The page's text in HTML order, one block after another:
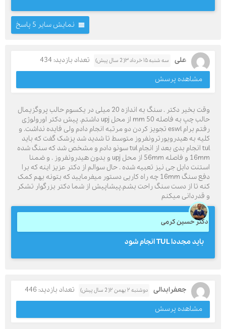
نمایش سایر 5 پاسخ
علی سه شنبه ۱۵ خرداد ۳( 2 سال پیش)
تعداد بازدید: 434
مشاهده پرسش
وقت بخیر دکتر . سنگ به اندازه 20 میلی در یکسوم حالب پروگزیمال
حالب چپ به فاصله 50 mm از محل upj داشتم. پیش دکتر اورولوژی
رفتم برام eswl تجویز کردن دو مرتبه انجام دادم ولی فایده نداشت. و
کلیه به هیدرویورترونفروز متوسط تا شدید شد‌ پزشک گفت که باید
tul انجام بدی‌ بعد از انجام tul سونو دادم و مشخص شد که سنگ شده
16mm و فاصله 56mm از محل upj و بدون هیدرونفروز . و ضمنا
استنت دابل جی نیز تعبیه شده . حال سوالم از دکتر عزیز اینه که برا
دفع سنگ 16mm چه راه کاریی دستور میفرمایید که بتونه بهم کمک
کنه تا از دست سنگ راحت بشم.پیشاپیش از شما دکتر بزرگوار تشکر
و قدردانی میکنم
دکتر حسین کرمی
باید مجددا TUL انجام شود
جعفرابدالی دوشنبه ۲ بهمن ۲( 2 سال پیش)
تعداد بازدید: 446
مشاهده پرسش